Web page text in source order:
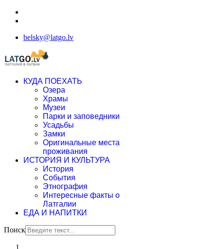
belsky@latgo.lv
КУДА ПОЕХАТЬ
Озера
Храмы
Музеи
Парки и заповедники
Усадьбы
Замки
Оригинальные места
проживания
ИСТОРИЯ И КУЛЬТУРА
История
События
Этнография
Интересные факты о
Латгалии
ЕДА И НАПИТКИ
Поиск